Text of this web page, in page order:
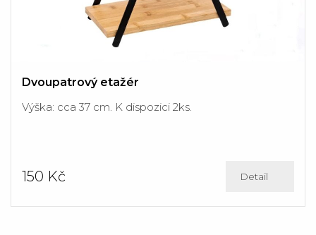
Dvoupatrový etažér
Výška: cca 37 cm. K dispozici 2ks.
150 Kč Detail